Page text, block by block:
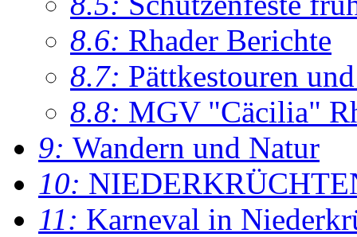
8.6: Rhader Berichte
8.7: Pättkestouren
8.8: MGV "Cäcilia"
9: Wandern und Natur
10:
11: Karneval in